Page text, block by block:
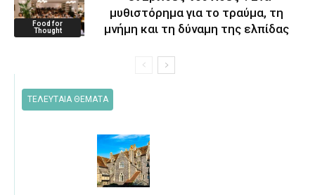
Food for
Thought
μυθιστόρημα για το τραύμα, τη
μνήμη και τη δύναμη της ελπίδας
ΤΕΛΕΥΤΑΙΑ ΘΕΜΑΤΑ